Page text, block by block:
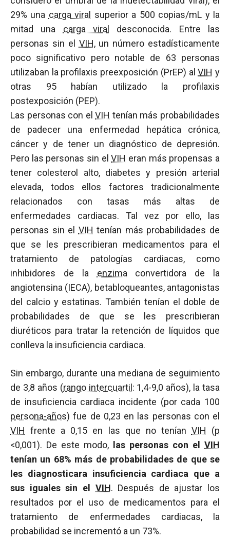
29% una carga viral
superior a 500 copias/mL y la
mitad una carga viral
desconocida. Entre las
personas sin el VIH, un número estadísticamente
poco significativo pero notable de 63 personas
utilizaban la profilaxis preexposición (PrEP) alVIH y
otras 95 habían utilizado la profilaxis
postexposición (PEP).
Las personas con elVIH tenían más probabilidades
de padecer una enfermedad hepática crónica,
cáncer y de tener un diagnóstico de depresión.
Pero las personas sin elVIH eran más propensas a
tener colesterol alto, diabetes y presión arterial
elevada, todos ellos factores tradicionalmente
relacionados con tasas más altas de
enfermedades cardiacas. Tal vez por ello, las
personas sin el VIH tenían más probabilidades de
que se les prescribieran medicamentos para el
tratamiento de patologías cardiacas, como
inhibidores de la enzima convertidora de la
angiotensina (IECA), betabloqueantes, antagonistas
del calcio y estatinas. También tenían el doble de
probabilidades de que se les prescribieran
diuréticos para tratar la retención de líquidos que
conlleva la insuficiencia cardiaca.
Sin embargo, durante una mediana de seguimiento
de 3,8 años (rango intercuartil : 1,4-9,0 años), la tasa
de insuficiencia cardiaca incidente (por cada 100
persona-años) fue de 0,23 en las personas con el
VIH frente a 0,15 en las que no tenían VIH (p
<0,001). De este modo,
las personas con el VIH
tenían un 68% más de probabilidades de que se
les diagnosticara insuficiencia cardiaca que a
sus iguales sin el VIH. Después de ajustar los
resultados por el uso de medicamentos para el
tratamiento de enfermedades cardiacas, la
probabilidad se incrementó a un 73%.